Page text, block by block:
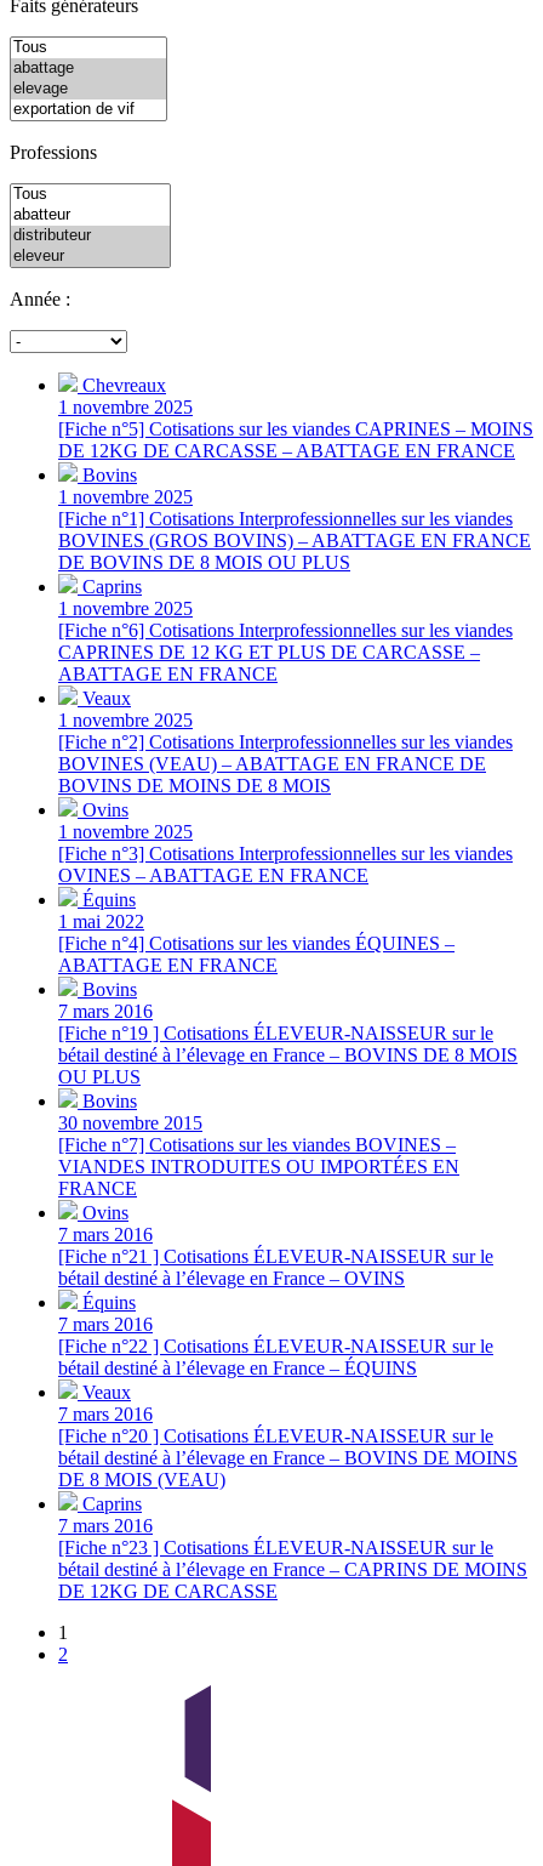
Faits générateurs
Professions
Année :
Chevreaux
1 novembre 2025
[Fiche n°5] Cotisations sur les viandes CAPRINES – MOINS
DE 12KG DE CARCASSE – ABATTAGE EN FRANCE
Bovins
1 novembre 2025
[Fiche n°1] Cotisations Interprofessionnelles sur les viandes
BOVINES (GROS BOVINS) – ABATTAGE EN FRANCE
DE BOVINS DE 8 MOIS OU PLUS
Caprins
1 novembre 2025
[Fiche n°6] Cotisations Interprofessionnelles sur les viandes
CAPRINES DE 12 KG ET PLUS DE CARCASSE –
ABATTAGE EN FRANCE
Veaux
1 novembre 2025
[Fiche n°2] Cotisations Interprofessionnelles sur les viandes
BOVINES (VEAU) – ABATTAGE EN FRANCE DE
BOVINS DE MOINS DE 8 MOIS
Ovins
1 novembre 2025
[Fiche n°3] Cotisations Interprofessionnelles sur les viandes
OVINES – ABATTAGE EN FRANCE
Équins
1 mai 2022
[Fiche n°4] Cotisations sur les viandes ÉQUINES –
ABATTAGE EN FRANCE
Bovins
7 mars 2016
[Fiche n°19 ] Cotisations ÉLEVEUR-NAISSEUR sur le
bétail destiné à l’élevage en France – BOVINS DE 8 MOIS
OU PLUS
Bovins
30 novembre 2015
[Fiche n°7] Cotisations sur les viandes BOVINES –
VIANDES INTRODUITES OU IMPORTÉES EN
FRANCE
Ovins
7 mars 2016
[Fiche n°21 ] Cotisations ÉLEVEUR-NAISSEUR sur le
bétail destiné à l’élevage en France – OVINS
Équins
7 mars 2016
[Fiche n°22 ] Cotisations ÉLEVEUR-NAISSEUR sur le
bétail destiné à l’élevage en France – ÉQUINS
Veaux
7 mars 2016
[Fiche n°20 ] Cotisations ÉLEVEUR-NAISSEUR sur le
bétail destiné à l’élevage en France – BOVINS DE MOINS
DE 8 MOIS (VEAU)
Caprins
7 mars 2016
[Fiche n°23 ] Cotisations ÉLEVEUR-NAISSEUR sur le
bétail destiné à l’élevage en France – CAPRINS DE MOINS
DE 12KG DE CARCASSE
1
2